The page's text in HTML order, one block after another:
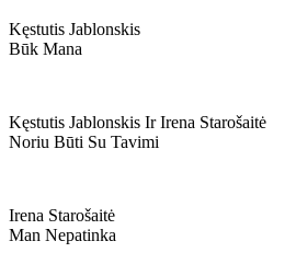
Kęstutis Jablonskis
Būk Mana
Kęstutis Jablonskis Ir Irena Starošaitė
Noriu Būti Su Tavimi
Irena Starošaitė
Man Nepatinka